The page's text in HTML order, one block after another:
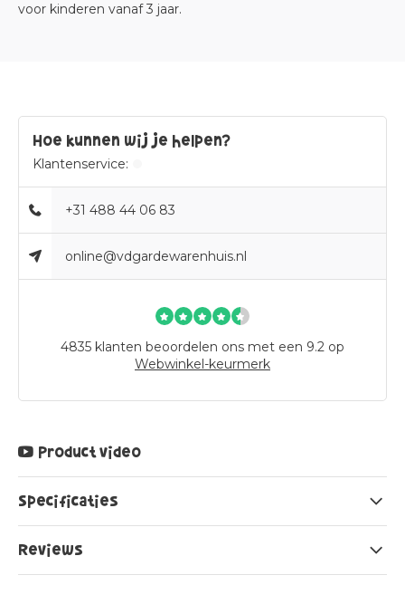
voor kinderen vanaf 3 jaar.
Hoe kunnen wij je helpen?
Klantenservice:
+31 488 44 06 83
online@vdgardewarenhuis.nl
4835 klanten beoordelen ons met een 9.2 op
Webwinkel-keurmerk
Product video
Specificaties
Reviews